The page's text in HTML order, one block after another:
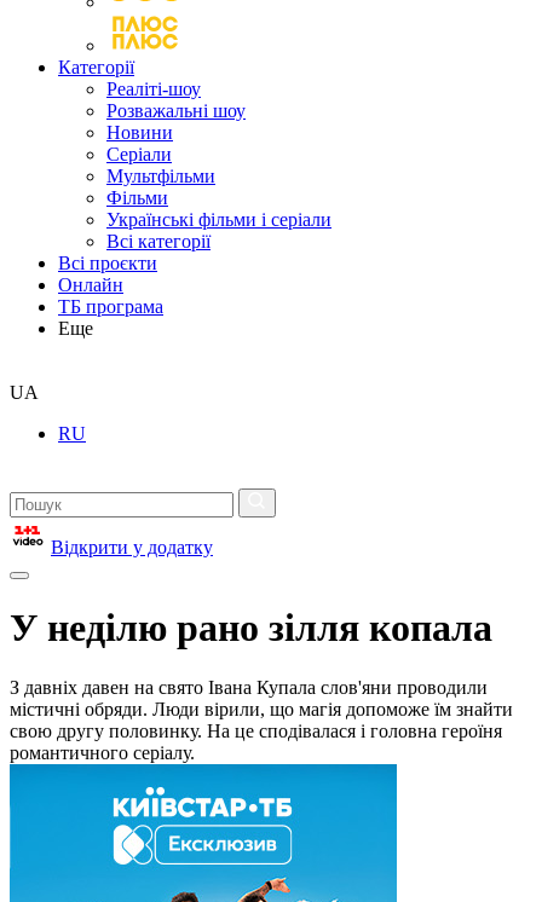
Категорії
Реаліті-шоу
Розважальні шоу
Новини
Серіали
Мультфільми
Фільми
Українські фільми і серіали
Всі категорії
Всі проєкти
Онлайн
ТБ програма
Еще
UA
RU
Відкрити у додатку
У неділю рано зілля копала
З давніх давен на свято Івана Купала слов'яни проводили
містичні обряди. Люди вірили, що магія допоможе їм знайти
свою другу половинку. На це сподівалася і головна героїня
романтичного серіалу.